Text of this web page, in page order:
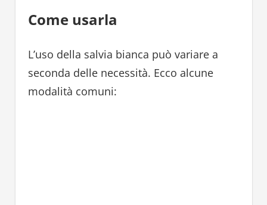
Come usarla
L’uso della salvia bianca può variare a
seconda delle necessità. Ecco alcune
modalità comuni: